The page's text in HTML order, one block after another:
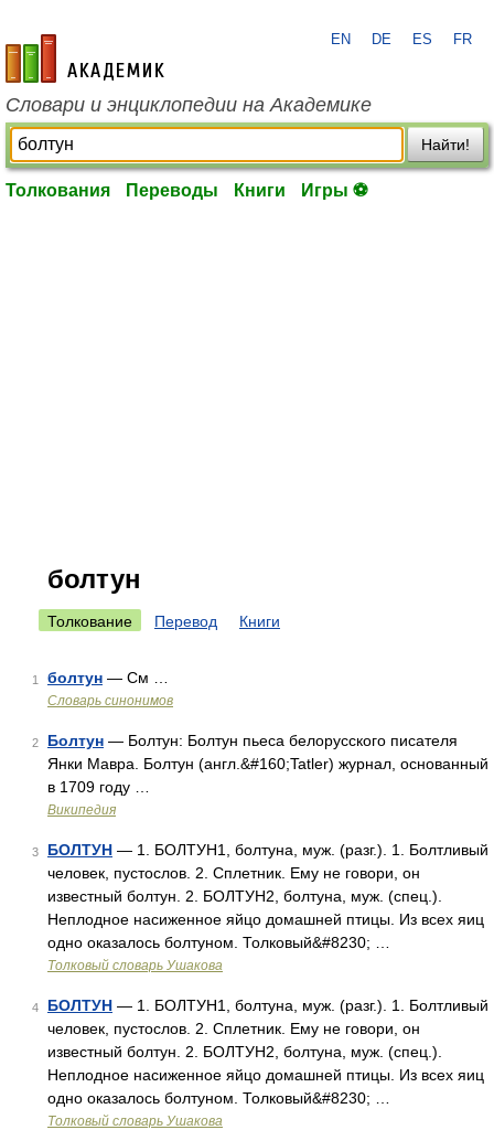
academic.ru
EN DE ES FR
Словари и энциклопедии на Академике
Найти!
Толкования Переводы Книги Игры ⚽
болтун
Толкование Перевод Книги
1 болтун — См …
Словарь синонимов
2 Болтун — Болтун: Болтун пьеса белорусского писателя
Янки Мавра. Болтун (англ.&#160;Tatler) журнал, основанный
в 1709 году …
Википедия
3 БОЛТУН — 1. БОЛТУН1, болтуна, муж. (разг.). 1. Болтливый
человек, пустослов. 2. Сплетник. Ему не говори, он
известный болтун. 2. БОЛТУН2, болтуна, муж. (спец.).
Неплодное насиженное яйцо домашней птицы. Из всех яиц
одно оказалось болтуном. Толковый&#8230; …
Толковый словарь Ушакова
4 БОЛТУН — 1. БОЛТУН1, болтуна, муж. (разг.). 1. Болтливый
человек, пустослов. 2. Сплетник. Ему не говори, он
известный болтун. 2. БОЛТУН2, болтуна, муж. (спец.).
Неплодное насиженное яйцо домашней птицы. Из всех яиц
одно оказалось болтуном. Толковый&#8230; …
Толковый словарь Ушакова